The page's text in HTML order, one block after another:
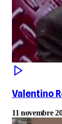
Valentino
11 novembre